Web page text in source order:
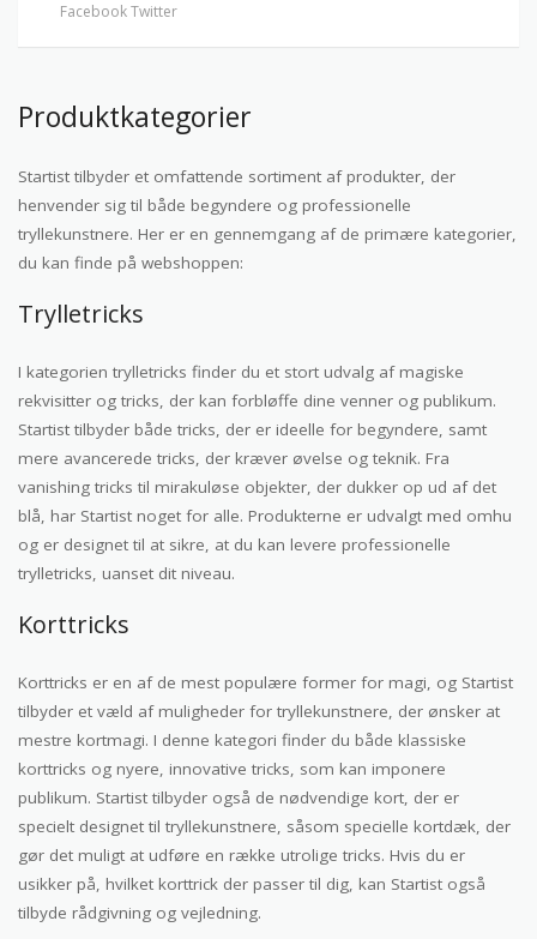
FacebookTwitter
Produktkategorier
Startist tilbyder et omfattende sortiment af produkter, der
henvender sig til både begyndere og professionelle
tryllekunstnere. Her er en gennemgang af de primære kategorier,
du kan finde på webshoppen:
Trylletricks
I kategorien trylletricks finder du et stort udvalg af magiske
rekvisitter og tricks, der kan forbløffe dine venner og publikum.
Startist tilbyder både tricks, der er ideelle for begyndere, samt
mere avancerede tricks, der kræver øvelse og teknik. Fra
vanishing tricks til mirakuløse objekter, der dukker op ud af det
blå, har Startist noget for alle. Produkterne er udvalgt med omhu
og er designet til at sikre, at du kan levere professionelle
trylletricks, uanset dit niveau.
Korttricks
Korttricks er en af de mest populære former for magi, og Startist
tilbyder et væld af muligheder for tryllekunstnere, der ønsker at
mestre kortmagi. I denne kategori finder du både klassiske
korttricks og nyere, innovative tricks, som kan imponere
publikum. Startist tilbyder også de nødvendige kort, der er
specielt designet til tryllekunstnere, såsom specielle kortdæk, der
gør det muligt at udføre en række utrolige tricks. Hvis du er
usikker på, hvilket korttrick der passer til dig, kan Startist også
tilbyde rådgivning og vejledning.